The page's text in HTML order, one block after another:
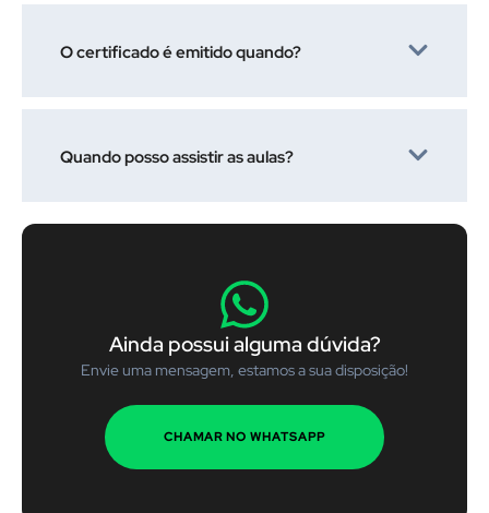
O certificado é emitido quando?
Quando posso assistir as aulas?
Ainda possui alguma dúvida?
Envie uma mensagem, estamos a sua disposição!
CHAMAR NO WHATSAPP